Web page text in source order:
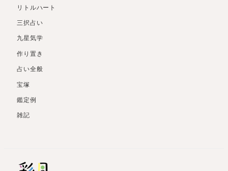
リトルハート
三択占い
九星気学
作り置き
占い全般
宝塚
鑑定例
雑記